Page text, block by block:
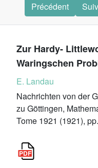
Précédent
Zur Hardy-
Waringschen
E. Landau
Nachrichten von der
zu Göttingen,
Tome 1921 (1921),